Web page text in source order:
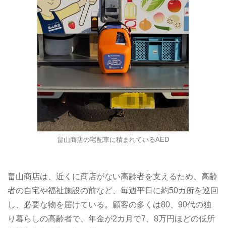
畠山商店の宅配車に積まれているAED
畠山商店は、近くに商店がない高齢者を支えるため、高齢
者の自宅や福祉施設の前など、毎週平日に約50カ所を巡回
し、必要な物を届けている。顧客の多くは80、90代の独
り暮らしの高齢者で、年金が2カ月で7、8万円ほどの低所